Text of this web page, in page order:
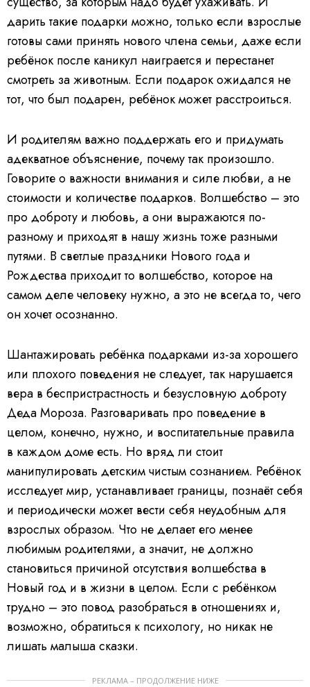
дарить такие подарки можно, только если взрослые
готовы сами принять нового члена семьи, даже если
ребёнок после каникул наиграется и перестанет
смотреть за животным. Если подарок ожидался не
тот, что был подарен, ребёнок может расстроиться.
И родителям важно поддержать его и придумать
адекватное объяснение, почему так произошло.
Говорите о важности внимания и силе любви, а не
стоимости и количестве подарков. Волшебство – это
про доброту и любовь, а они выражаются по-
разному и приходят в нашу жизнь тоже разными
путями. В светлые праздники Нового года и
Рождества приходит то волшебство, которое на
самом деле человеку нужно, а это не всегда то, чего
он хочет осознанно.
Шантажировать ребёнка подарками из-за хорошего
или плохого поведения не следует, так нарушается
вера в беспристрастность и безусловную доброту
Деда Мороза. Разговаривать про поведение в
целом, конечно, нужно, и воспитательные правила
в каждом доме есть. Но вряд ли стоит
манипулировать детским чистым сознанием. Ребёнок
исследует мир, устанавливает границы, познаёт себя
и периодически может вести себя неудобным для
взрослых образом. Что не делает его менее
любимым родителями, а значит, не должно
становиться причиной отсутствия волшебства в
Новый год и в жизни в целом. Если с ребёнком
трудно – это повод разобраться в отношениях и,
возможно, обратиться к психологу, но никак не
лишать малыша сказки.
РЕКЛАМА – ПРОДОЛЖЕНИЕ НИЖЕ